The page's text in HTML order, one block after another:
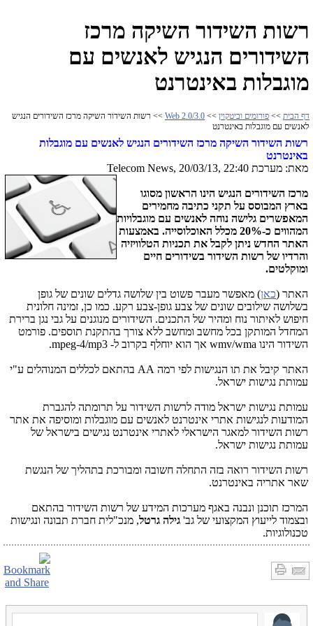
רשות השידור השיקה מרכז
השידורים הנגיש לאנשים עם
מוגבלות באינטרנט
דף הבית >> פורומים וביטקוין >>
Web 2.0/3.0 >> רשות השידור השיקה מרכז השידורים הנגיש
לאנשים עם מוגבלות באינטרנט
רשות השידור השיקה מרכז השידורים הנגיש לאנשים עם מוגבלות
באינטרנט
מאת: מערכת Telecom News, 20/03/13, 22:40
מרכז השידורים הנגיש הינו הראשון מסוגו
בארץ המבוסס על תקני כתיבה מחמירים
המאפשרים גלישה נוחה לאנשים עם מוגבלויות
המהווים כ-20% מכלל האוכלוסייה.
באמצעות
האתר החדש ניתן לקבל את תכניות הטלוויזיה
והרדיו של רשות השידור בשידורים חיים
ומוקלטים.
האתר (כאן) מאפשר מעבר פשוט בין שלושה גדלים שונים של גופן
בשלושה שילובים שונים של צבע גופן-צבע רקע. כמו כן, זמינה חלונית
חיפוש לאיתור נוח ומהיר של התכנים. השידורים מנוגנים על גבי נגן ברירת
המחדל המותקן בכל מחשב ומחשב ללא צורך בהתקנת תוספים. פורמט
השידור הינו wmv/wma אך הוא יוחלף בקרוב ל- mpeg-4/mp3
.
האתר קיבל את תו הנגישות לפי רמה AA בהתאם לכללים המנוהלים ע"י
עמותת נגישות ישראל.
עמותת נגישות ישראל מודה לרשות השידור על תרומתה להגברת
המודעות לנגישות אתרי אינטרנט לאנשים עם מוגבלות ומוסיפה את אתר
רשות השידור למאגר הישראלי לאתרי אינטרנט נגישים בישראל של
עמותת נגישות ישראל.
רשות השידור רואה בזה התחלה חשובה ומבורכת בתהליך של הנגשת
שאר אתריה באינטרנט.
המרכז תוכנן ונבנה באגף מערכות המידע של רשות השידור בהתאם
ובצמוד לייעוץ המקצועי של גב' גילה גרטל, מנכ"לית חברת תבונה ונגישות
טכנולוגיות.